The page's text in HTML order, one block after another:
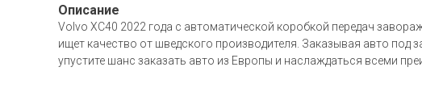
Описание
Volvo XC40 2022 года с автоматической коробкой передач
ищет качество от шведского производителя. Заказывая авто под
упустите шанс заказать авто из Европы и наслаждаться всеми